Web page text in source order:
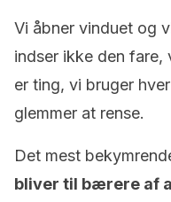
Vi åbner vinduet og
indser ikke den
er ting, vi bruger
glemmer at rense.
Det mest
bliver til bærere af